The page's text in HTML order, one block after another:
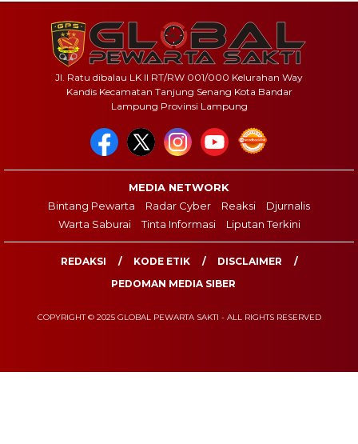
Jl. Ratu dibalau LK II RT/RW 001/000 Kelurahan Way
Kandis Kecamatan Tanjung Senang Kota Bandar
Lampung Provinsi Lampung
MEDIA NETWORK
Bintang Pewarta
Radar Cyber Reaksi
Djurnalis
Warta Saburai
Tinta Informasi Liputan Terkini
REDAKSI KODE ETIK
DISCLAIMER
PEDOMAN MEDIA SIBER
COPYRIGHT © 2025 GLOBAL PEWARTA SAKTI - ALL RIGHTS RESERVED